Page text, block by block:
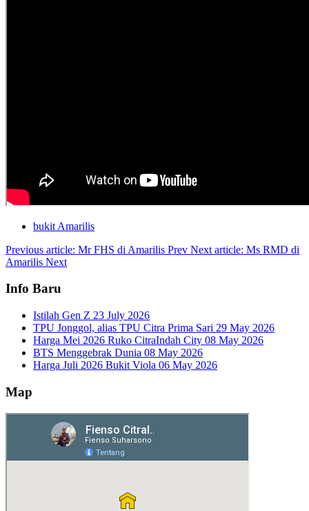
bukit Amarilis
Previous article: Mr FHS di Amarilis Prev Next article: Ms RMD di
Amarilis Next
Info Baru
Istilah Gen Z 23 July 2026
TPU Jonggol, alias TPU Citra Prima Sari 29 May 2026
Harga Mei 2026 Ruko CitraIndah City 08 May 2026
BTS Menggebrak Dunia 08 May 2026
Harga Juli 2026 Bukit Viola 06 May 2026
Map